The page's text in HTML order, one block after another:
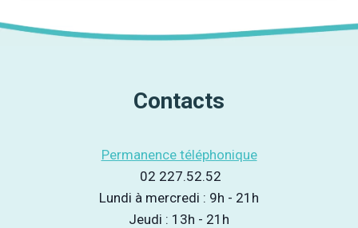
Contacts
Permanence téléphonique
02 227.52.52
Lundi à mercredi : 9h - 21h
Jeudi : 13h - 21h